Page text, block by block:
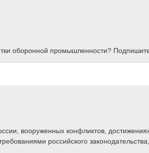
оборонной промышленности?
вооруженных конфликтов,
российского